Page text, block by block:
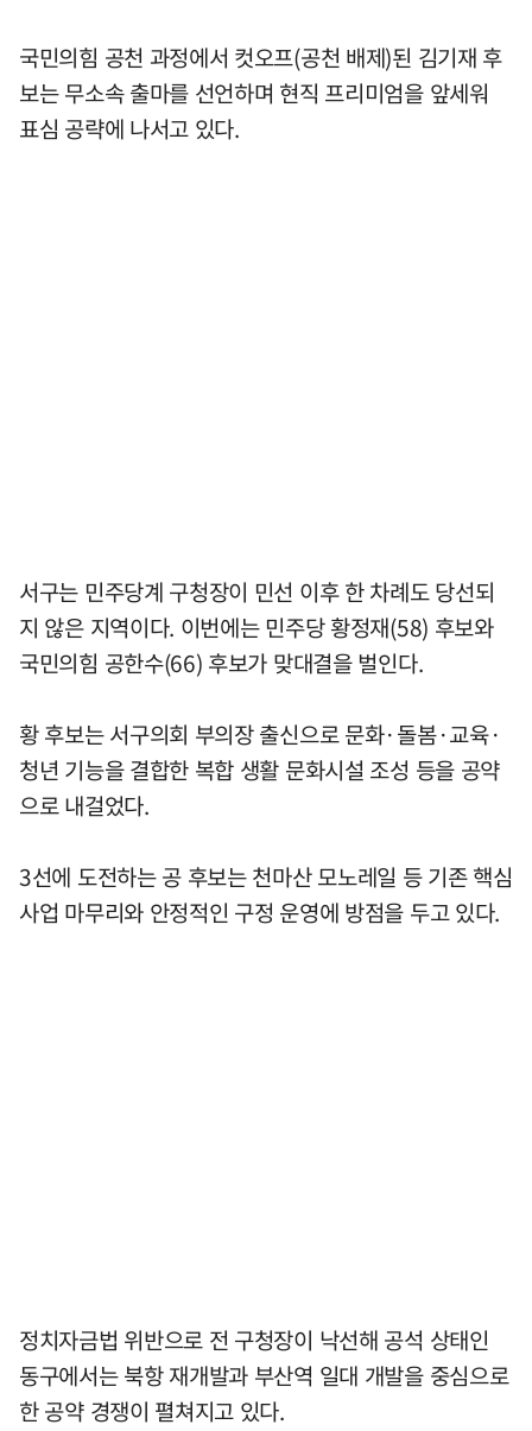
국민의힘 공천 과정에서 컷오프(공천 배제)된 김기재 후
보는 무소속 출마를 선언하며 현직 프리미엄을 앞세워
표심 공략에 나서고 있다.
서구는 민주당계 구청장이 민선 이후 한 차례도 당선되
지 않은 지역이다. 이번에는 민주당 황정재(58) 후보와
국민의힘 공한수(66) 후보가 맞대결을 벌인다.
황 후보는 서구의회 부의장 출신으로 문화·돌봄·교육·
청년 기능을 결합한 복합 생활 문화시설 조성 등을 공약
으로 내걸었다.
3선에 도전하는 공 후보는 천마산 모노레일 등 기존 핵심
사업 마무리와 안정적인 구정 운영에 방점을 두고 있다.
정치자금법 위반으로 전 구청장이 낙선해 공석 상태인
동구에서는 북항 재개발과 부산역 일대 개발을 중심으로
한 공약 경쟁이 펼쳐지고 있다.